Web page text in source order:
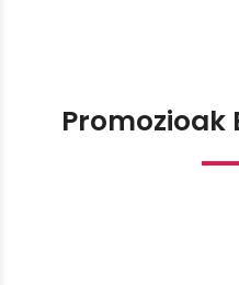
Promozioak